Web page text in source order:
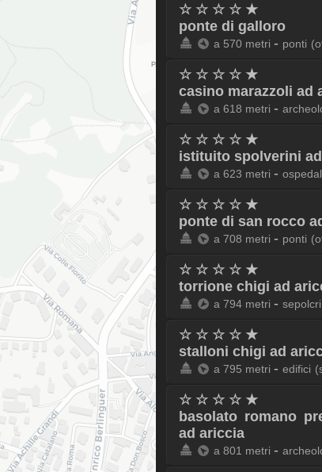
☆ ☆ ☆ ☆ ★
ponte di galloro
a 570 metri - ponti
☆ ☆ ☆ ☆ ★
casino marazzoli ad
a 618 metri -
☆ ☆ ☆ ☆ ★
istituito spolverini
a 623 metri -
☆ ☆ ☆ ☆ ★
ponte di san rocco
a 708 metri - ponti
☆ ☆ ☆ ☆ ★
torrione chigi ad
a 794 metri - sepolcri
☆ ☆ ☆ ☆ ★
stalloni chigi ad
a 795 metri - edifici
☆ ☆ ☆ ☆ ★
basolato romano
ad ariccia
a 801 metri -